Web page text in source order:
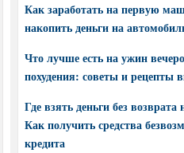
Как заработать на первую
накопить деньги на
Что лучше есть на ужин
похудения: советы и рецепты
Где взять деньги без
Как получить средства
кредита